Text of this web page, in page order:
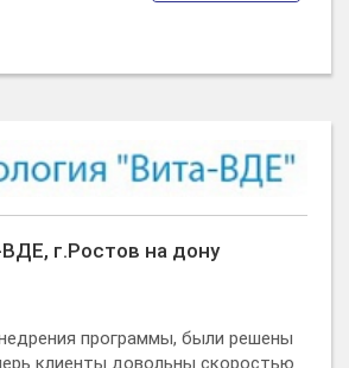
г.Ростов на дону
программы, были решены
клиенты довольны скоростью